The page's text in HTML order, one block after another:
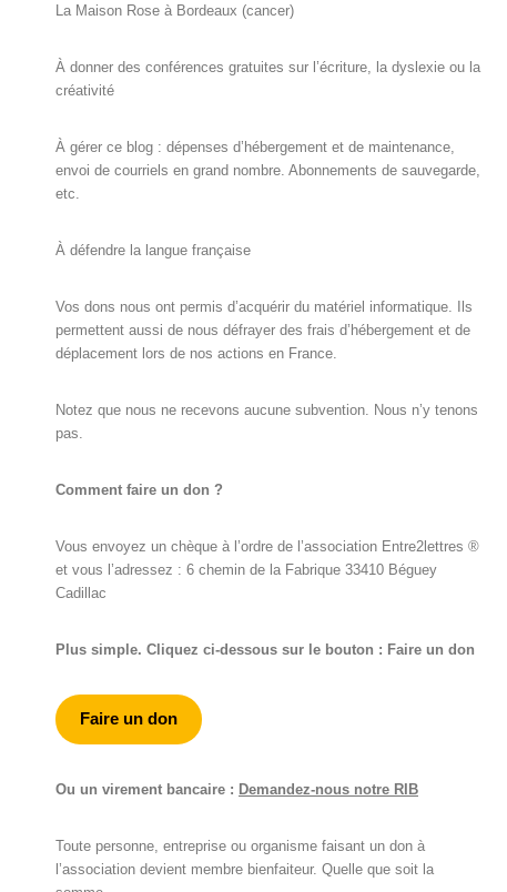
La Maison Rose à Bordeaux (cancer)
À donner des conférences gratuites sur l’écriture, la dyslexie ou la
créativité
À gérer ce blog : dépenses d’hébergement et de maintenance,
envoi de courriels en grand nombre. Abonnements de sauvegarde,
etc.
À défendre la langue française
Vos dons nous ont permis d’acquérir du matériel informatique. Ils
permettent aussi de nous défrayer des frais d’hébergement et de
déplacement lors de nos actions en France.
Notez que nous ne recevons aucune subvention. Nous n’y tenons
pas.
Comment faire un don ?
Vous envoyez un chèque à l’ordre de l’association Entre2lettres ®
et vous l’adressez : 6 chemin de la Fabrique 33410 Béguey
Cadillac
Plus simple. Cliquez ci-dessous sur le bouton : Faire un don
Faire un don
Ou un virement bancaire : Demandez-nous notre RIB
Toute personne, entreprise ou organisme faisant un don à
l’association devient membre bienfaiteur. Quelle que soit la